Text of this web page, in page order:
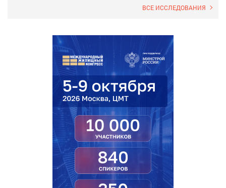
ВСЕ ИССЛЕДОВАНИЯ